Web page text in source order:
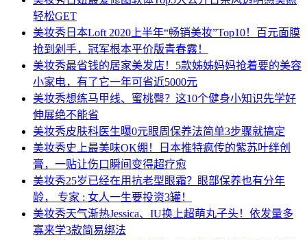
轻松GET
美妆秀 日本Loft 2020上半年“畅销美妆”Top10！百元面膜
抢到剁手，冠军根本平价版青春露！
美妆秀最省钱的居家美发店！5款姊姊妈妈抢着要的美容
小家电，有了它一年可省近5000元
美妆秀想练马甲线、蜜桃臀？这10个健身小知识先学好
伸展绝不能省
美妆秀皮肤科医生曝0元眼周保养法简单3步骤就搞定
美妆秀史上最美味OK绷！日本推特疯传的紫苏叶绊创
膏，一贴让伤口瞬间变得超疗愈
美妆秀25岁已经在用抗老型眼霜？眼部保养也有分年
龄， 专家 : 女人一生要投资3罐！
美妆秀天气渐热Jessica、IU换上超萌丸子头！依发量多
寡来学3款简易绑法